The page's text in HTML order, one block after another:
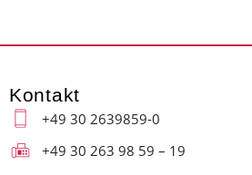
Kontakt
+49 30 2639859-0
+49 30 263 98 59 – 19